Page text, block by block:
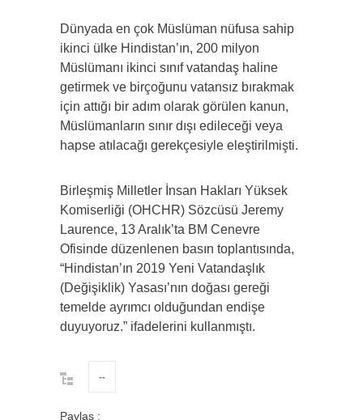
Dünyada en çok Müslüman nüfusa sahip
ikinci ülke Hindistan’ın, 200 milyon
Müslümanı ikinci sınıf vatandaş haline
getirmek ve birçoğunu vatansız bırakmak
için attığı bir adım olarak görülen kanun,
Müslümanların sınır dışı edileceği veya
hapse atılacağı gerekçesiyle eleştirilmişti.
Birleşmiş Milletler İnsan Hakları Yüksek
Komiserliği (OHCHR) Sözcüsü Jeremy
Laurence, 13 Aralık’ta BM Cenevre
Ofisinde düzenlenen basın toplantısında,
“Hindistan’ın 2019 Yeni Vatandaşlık
(Değişiklik) Yasası’nın doğası gereği
temelde ayrımcı olduğundan endişe
duyuyoruz.” ifadelerini kullanmıştı.
--
Paylaş :